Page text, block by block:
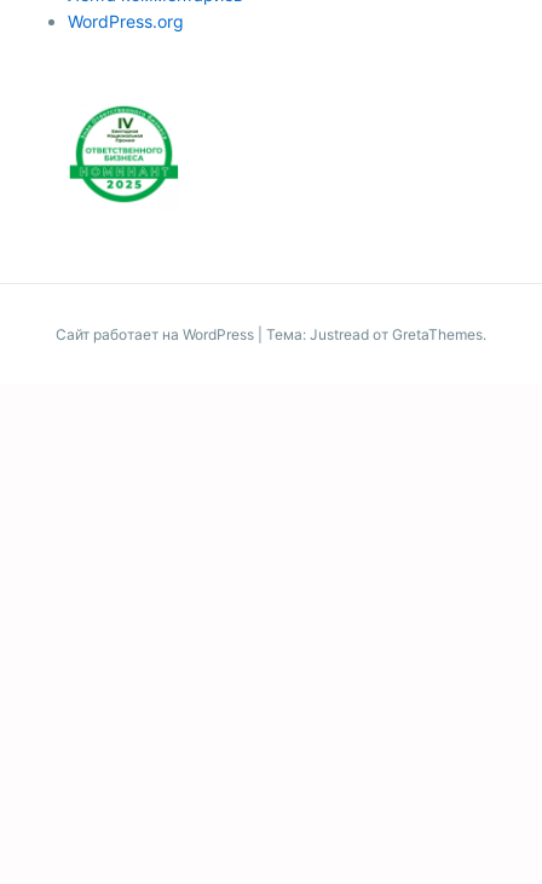
WordPress.org
Сайт работает на WordPress Тема: Justread от GretaThemes.